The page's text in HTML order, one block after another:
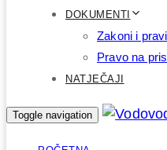
DOKUMENTI
Zakoni i
Pravo na
NATJEČAJI
Toggle navigation